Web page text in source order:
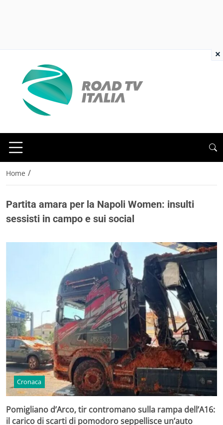
Home /
Partita amara per la Napoli Women: insulti
sessisti in campo e sui social
Cronaca
Pomigliano d’Arco, tir contromano sulla rampa dell’A16:
il carico di scarti di pomodoro seppellisce un’auto
×